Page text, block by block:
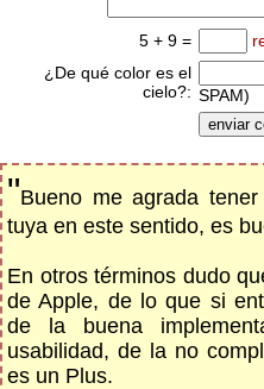
5 + 9 =
¿De qué color es el
cielo?: SPAM)
"Bueno me agrada
tuya en este sentido, es
En otros términos dudo
de Apple, de lo que si
de la buena
usabilidad, de la no
es un Plus.